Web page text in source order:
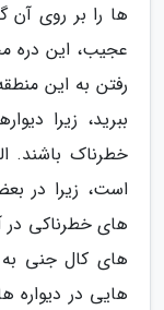
ها را بر روی آن
عجیب، این دره
رفتن به این
ببرید، زیرا
خطرناک باشند.
است، زیرا در
های خطرناکی در
های کال جنی
هایی در دیواره